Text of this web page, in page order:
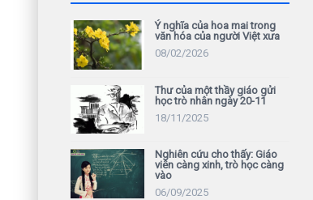
Ý nghĩa của hoa mai trong
văn hóa của người Việt xưa
08/02/2026
Thư của một thầy giáo gửi
học trò nhân ngày 20-11
18/11/2025
Nghiên cứu cho thấy: Giáo
viên càng xinh, trò học càng
vào
06/09/2025